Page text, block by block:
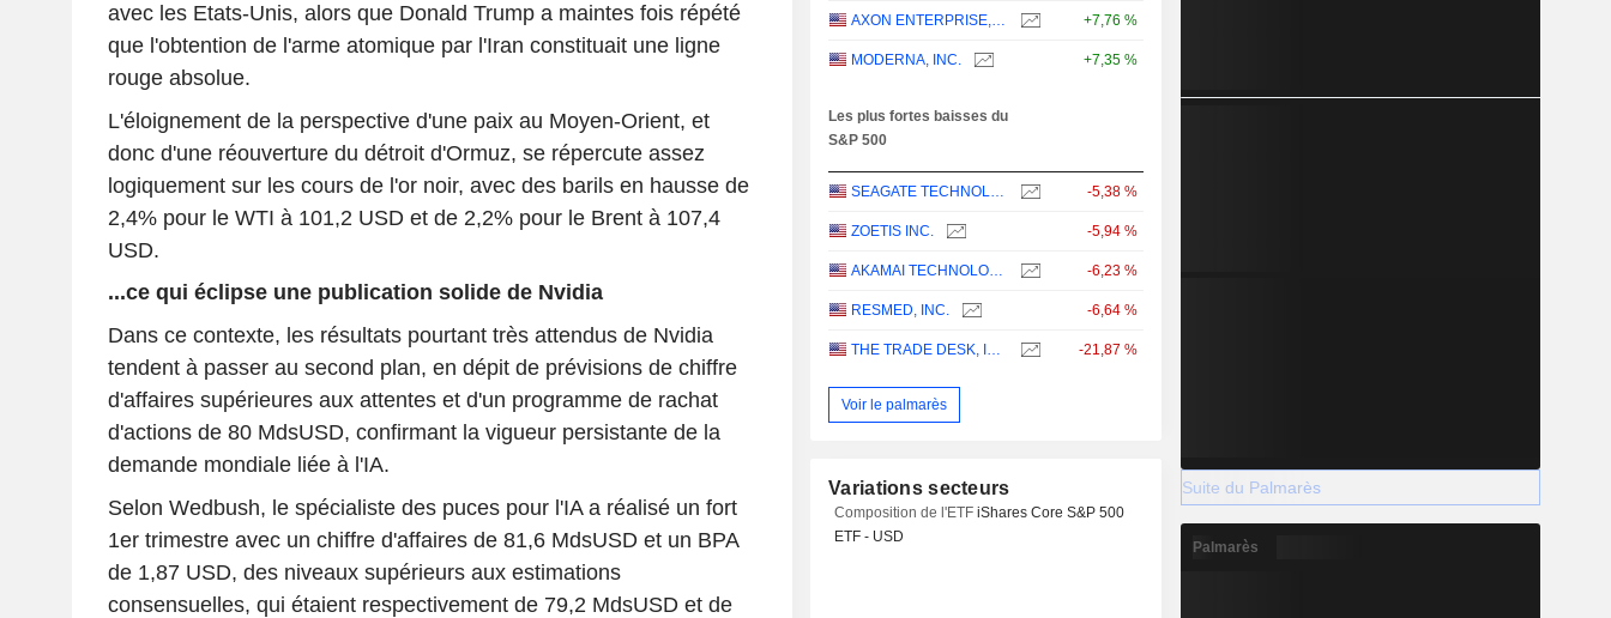
avec les Etats-Unis, alors que Donald Trump a maintes fois répété
que l'obtention de l'arme atomique par l'Iran constituait une ligne
rouge absolue.
L'éloignement de la perspective d'une paix au Moyen-Orient, et
donc d'une réouverture du détroit d'Ormuz, se répercute assez
logiquement sur les cours de l'or noir, avec des barils en hausse de
2,4% pour le WTI à 101,2 USD et de 2,2% pour le Brent à 107,4
USD.
...ce qui éclipse une publication solide de Nvidia
Dans ce contexte, les résultats pourtant très attendus de Nvidia
tendent à passer au second plan, en dépit de prévisions de chiffre
d'affaires supérieures aux attentes et d'un programme de rachat
d'actions de 80 MdsUSD, confirmant la vigueur persistante de la
demande mondiale liée à l'IA.
Selon Wedbush, le spécialiste des puces pour l'IA a réalisé un fort
1er trimestre avec un chiffre d'affaires de 81,6 MdsUSD et un BPA
de 1,87 USD, des niveaux supérieurs aux estimations
consensuelles, qui étaient respectivement de 79,2 MdsUSD et de
AXON ENTERPRISE, INC. +7,76 %
MODERNA, INC. +7,35 %
Les plus fortes baisses du
S&P 500
SEAGATE TECHNOLOGY HOLDINGS PLC -5,38 %
ZOETIS INC. -5,94 %
AKAMAI TECHNOLOGIES, INC. -6,23 %
RESMED, INC. -6,64 %
THE TRADE DESK, INC. -21,87 %
Voir le palmarès
Variations secteurs
Composition de l'ETFiShares Core S&P 500
ETF - USD
Suite du Palmarès
Palmarès